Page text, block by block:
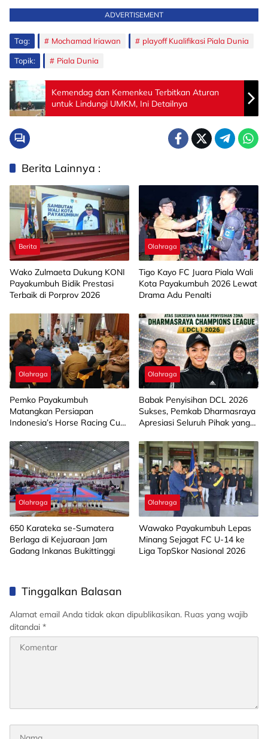
ADVERTISEMENT
Tag: Mochamad Iriawan playoff Kualifikasi Piala Dunia
Topik: Piala Dunia
Kemendag dan Kemenkeu Terbitkan Aturan
untuk Lindungi UMKM, Ini Detailnya
Berita Lainnya :
Berita
Wako Zulmaeta Dukung KONI
Payakumbuh Bidik Prestasi
Terbaik di Porprov 2026
Olahraga
Tigo Kayo FC Juara Piala Wali
Kota Payakumbuh 2026 Lewat
Drama Adu Penalti
Olahraga
Pemko Payakumbuh
Matangkan Persiapan
Indonesia’s Horse Racing Cup
Olahraga
Babak Penyisihan DCL 2026
Sukses, Pemkab Dharmasraya
Apresiasi Seluruh Pihak yang
Olahraga
650 Karateka se-Sumatera
Berlaga di Kejuaraan Jam
Gadang Inkanas Bukittinggi
Olahraga
Wawako Payakumbuh Lepas
Minang Sejagat FC U-14 ke
Liga TopSkor Nasional 2026
Tinggalkan Balasan
Alamat email Anda tidak akan dipublikasikan. Ruas yang wajib
ditandai *